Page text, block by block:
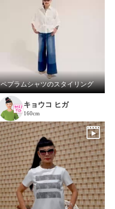
ペプラムシャツのスタイリング
キョウコ ヒガ
160cm